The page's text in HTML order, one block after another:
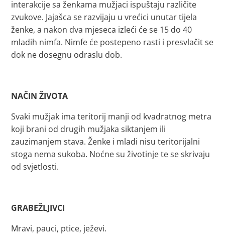
interakcije sa ženkama mužjaci ispuštaju različite
zvukove. Jajašca se razvijaju u vrećici unutar tijela
ženke, a nakon dva mjeseca izleći će se 15 do 40
mladih nimfa. Nimfe će postepeno rasti i presvlačit se
dok ne dosegnu odraslu dob.
NAČIN ŽIVOTA
Svaki mužjak ima teritorij manji od kvadratnog metra
koji brani od drugih mužjaka siktanjem ili
zauzimanjem stava. Ženke i mladi nisu teritorijalni
stoga nema sukoba. Noćne su životinje te se skrivaju
od svjetlosti.
GRABEŽLJIVCI
Mravi, pauci, ptice, ježevi.